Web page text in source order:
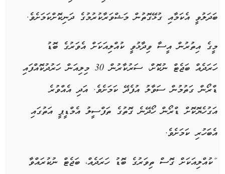
ބަދަލުވީ އެކަމާއި ގުޅޭގޮތުން މަޝްވަރާކުރުމުގެ ދަނިކޮށްކަމަށެވެ.
މީގެ އިތުރުން އީސާ ވިދާޅުވީ ކުއްލިއަކަށް އެވަރުގެ ބޮޑު
ހަރަދެއް ބަޖެޓް ނުކޮށް، ސަރުކާރުން 30 މިލިއަން ހަރުދުކޮއްފައި
ޑްރޯން ގަތުމުން ސަވާލު އުފެދޭ ކަމަށެވެ. އަދި އެއްވުރެ
އަގުހެޔޮކޮށް ޑްރޯން ހޯދޭނެ ގޮތުގެ ތަފްސީލު އެމްޑީޕީ އަތުގައި
އެބަހުރި ކަމަށެވެ.
“ކުއްލިއަކަށް ގޮސް ތިވަރުގެ ބޮޑު ހަރަދެއް، ބަޖެޓް ނުކުރައްވާ